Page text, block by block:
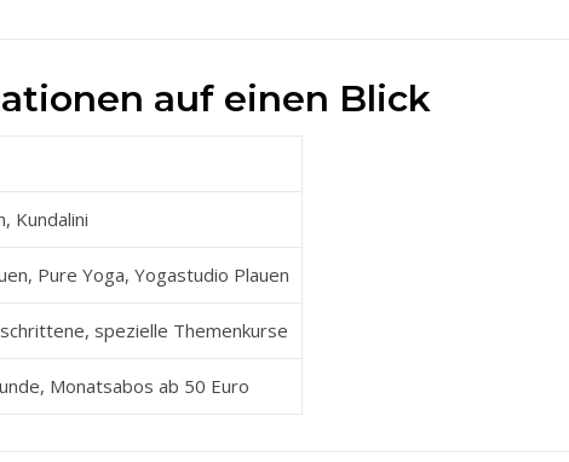
auf einen Blick
Kundalini
Pure Yoga, Yogastudio Plauen
spezielle Themenkurse
Monatsabos ab 50 Euro